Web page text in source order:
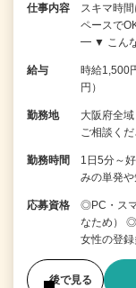
仕事内容
スキマ時
ペース
━ ▼ こん
給与
時給1,500
円）
勤務地
大阪府全
ご相談くだ
勤務時間
1日5分～
みの単発
応募資格
◎PC・ス
なため）
女性の登
後で見る